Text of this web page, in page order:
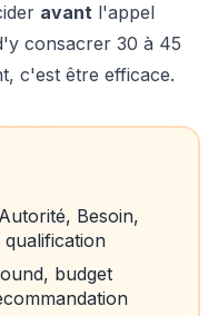
avant l'appel
consacrer 30 à 45
c'est être efficace.
Besoin,
budget